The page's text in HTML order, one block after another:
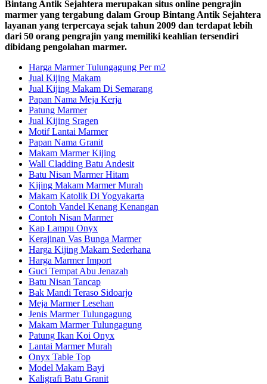
Bintang Antik Sejahtera merupakan situs online pengrajin
marmer yang tergabung dalam Group Bintang Antik Sejahtera
layanan yang terpercaya sejak tahun 2009 dan terdapat lebih
dari 50 orang pengrajin yang memiliki keahlian tersendiri
dibidang pengolahan marmer.
Harga Marmer Tulungagung Per m2
Jual Kijing Makam
Jual Kijing Makam Di Semarang
Papan Nama Meja Kerja
Patung Marmer
Jual Kijing Sragen
Motif Lantai Marmer
Papan Nama Granit
Makam Marmer Kijing
Wall Cladding Batu Andesit
Batu Nisan Marmer Hitam
Kijing Makam Marmer Murah
Makam Katolik Di Yogyakarta
Contoh Vandel Kenang Kenangan
Contoh Nisan Marmer
Kap Lampu Onyx
Kerajinan Vas Bunga Marmer
Harga Kijing Makam Sederhana
Harga Marmer Import
Guci Tempat Abu Jenazah
Batu Nisan Tancap
Bak Mandi Teraso Sidoarjo
Meja Marmer Lesehan
Jenis Marmer Tulungagung
Makam Marmer Tulungagung
Patung Ikan Koi Onyx
Lantai Marmer Murah
Onyx Table Top
Model Makam Bayi
Kaligrafi Batu Granit